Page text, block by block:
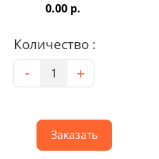
0.00 р.
Количество :
Количество
- +
Заказать